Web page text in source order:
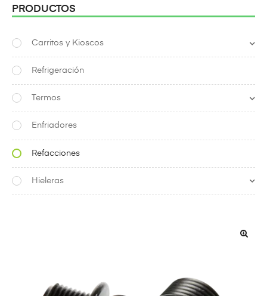
PRODUCTOS
Carritos y Kioscos
Refrigeración
Termos
Enfriadores
Refacciones
Hieleras